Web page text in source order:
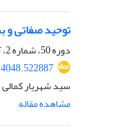
توحید صفاتی و
دوره 50، شماره 2، آبان 1396، صفحه
سید شهریار
مشاهده مقاله